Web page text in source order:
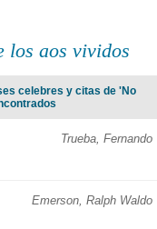
los aos vividos
celebres y citas de 'No
Trueba, Fernando
Emerson, Ralph Waldo